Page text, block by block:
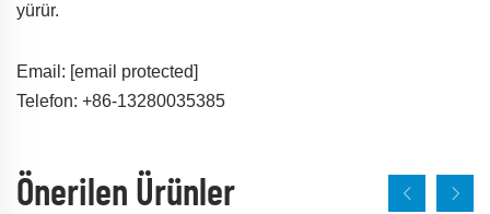
yürür.
Email: [email protected]
Telefon: +86-13280035385
Önerilen Ürünler